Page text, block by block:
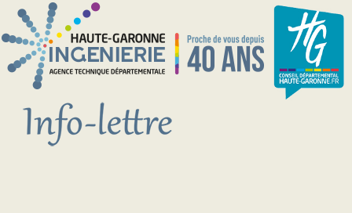
Aller au contenu principal